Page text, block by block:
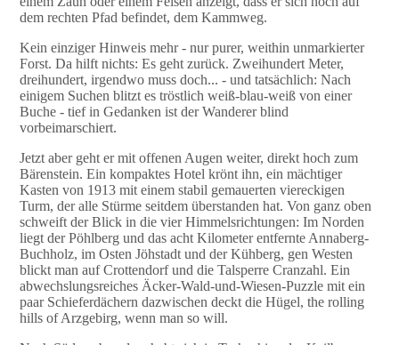
dem rechten Pfad befindet, dem Kammweg.
Kein einziger Hinweis mehr - nur purer, weithin unmarkierter
Forst. Da hilft nichts: Es geht zurück. Zweihundert Meter,
dreihundert, irgendwo muss doch... - und tatsächlich: Nach
einigem Suchen blitzt es tröstlich weiß-blau-weiß von einer
Buche - tief in Gedanken ist der Wanderer blind
vorbeimarschiert.
Jetzt aber geht er mit offenen Augen weiter, direkt hoch zum
Bärenstein. Ein kompaktes Hotel krönt ihn, ein mächtiger
Kasten von 1913 mit einem stabil gemauerten viereckigen
Turm, der alle Stürme seitdem überstanden hat. Von ganz oben
schweift der Blick in die vier Himmelsrichtungen: Im Norden
liegt der Pöhlberg und das acht Kilometer entfernte Annaberg-
Buchholz, im Osten Jöhstadt und der Kühberg, gen Westen
blickt man auf Crottendorf und die Talsperre Cranzahl. Ein
abwechslungsreiches Äcker-Wald-und-Wiesen-Puzzle mit ein
paar Schieferdächern dazwischen deckt die Hügel, the rolling
hills of Arzgebirg, wenn man so will.